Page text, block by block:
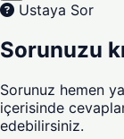
Ustaya Sor
Sorunuzu
Sorunuz hemen
içerisinde
edebilirsiniz.